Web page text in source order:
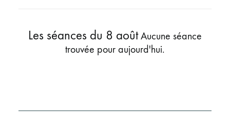
Les séances du 8 aoûtAucune séance
trouvée pour aujourd'hui.